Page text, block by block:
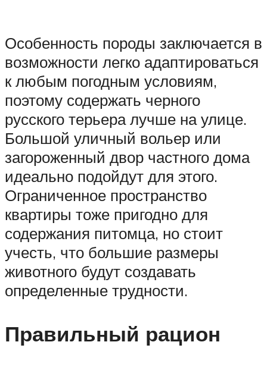
Особенность породы заключается в
возможности легко адаптироваться
к любым погодным условиям,
поэтому содержать черного
русского терьера лучше на улице.
Большой уличный вольер или
загороженный двор частного дома
идеально подойдут для этого.
Ограниченное пространство
квартиры тоже пригодно для
содержания питомца, но стоит
учесть, что большие размеры
животного будут создавать
определенные трудности.
Правильный рацион